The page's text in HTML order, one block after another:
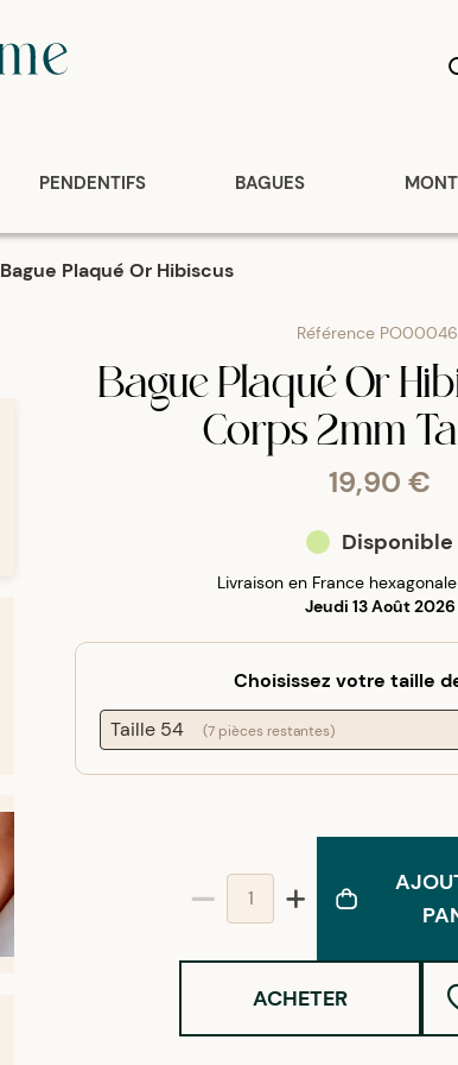
PENDENTIFS BAGUES
Bague Plaqué Or Hibiscus
Référence
Bague Plaqué Or
Corps 2mm
19,90 €
Disponible
Livraison en France
Jeudi 13 Août 2026
Choisissez votre taille
Taille 54
(7 pièces restantes)
ACHETER